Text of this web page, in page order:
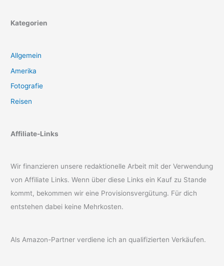
Kategorien
Allgemein
Amerika
Fotografie
Reisen
Affiliate-Links
Wir finanzieren unsere redaktionelle Arbeit mit der Verwendung
von Affiliate Links. Wenn über diese Links ein Kauf zu Stande
kommt, bekommen wir eine Provisionsvergütung. Für dich
entstehen dabei keine Mehrkosten.
Als Amazon-Partner verdiene ich an qualifizierten Verkäufen.